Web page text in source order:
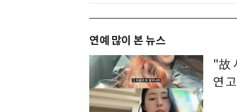
연예 많이 본 뉴스
"故
연